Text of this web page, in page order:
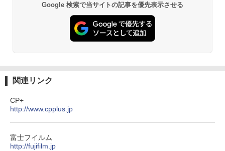
Google 検索で当サイトの記事を優先表示させる
関連リンク
CP+
http://www.cpplus.jp
富士フイルム
http://fujifilm.jp